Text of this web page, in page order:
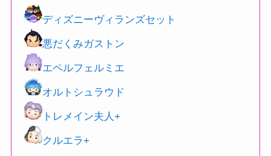
ディズニーヴィランズセット
悪だくみガストン
エペルフェルミエ
オルトシュラウド
トレメイン夫人+
クルエラ+